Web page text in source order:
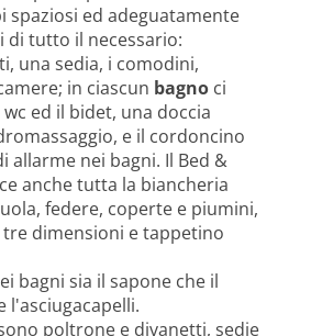
spaziosi ed adeguatamente
di tutto il necessario:
una sedia, i comodini,
in ciascun bagnoci
ed il bidet, una doccia
e il cordoncino
allarme nei bagni. Il Bed &
anche tutta la biancheria
federe, coperte e piumini,
dimensioni e tappetino
bagni sia il sapone che il
l'asciugacapelli.
poltrone e divanetti, sedie